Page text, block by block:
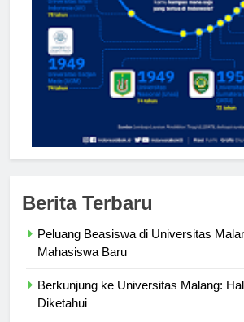
Peluang Beasiswa di Universitas
Berkunjung ke Universitas Malang: